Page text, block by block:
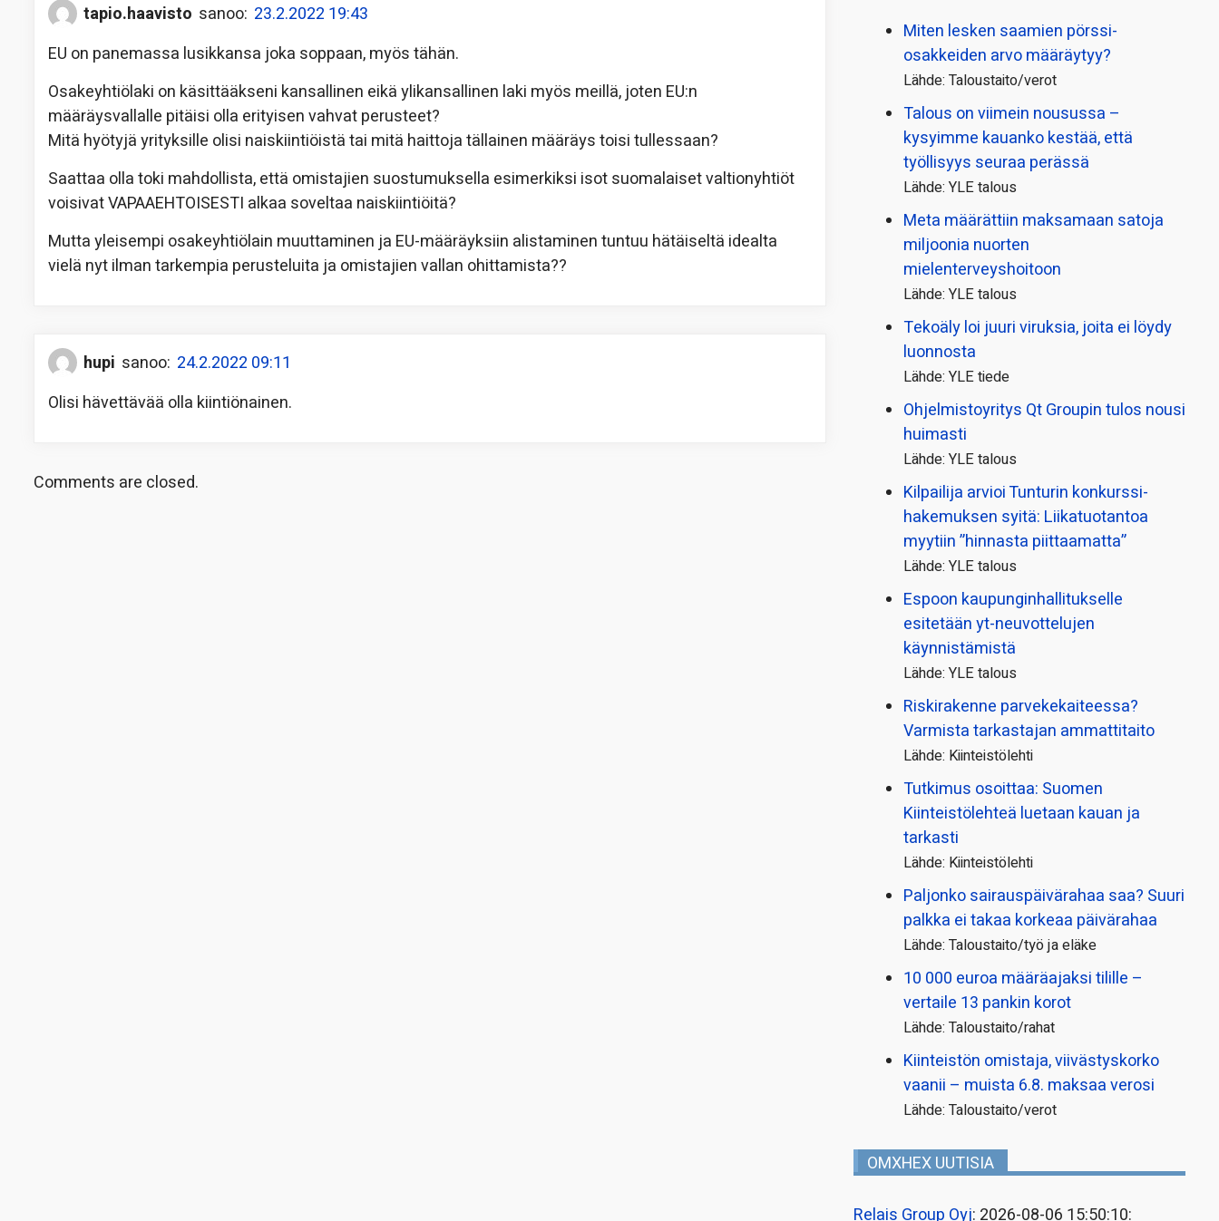
tapio.haavisto sanoo: 23.2.2022 19:43
EU on panemassa lusikkansa joka soppaan, myös tähän.
Osakeyhtiölaki on käsittääkseni kansallinen eikä ylikansallinen laki myös meillä, joten EU:n
määräysvallalle pitäisi olla erityisen vahvat perusteet?
Mitä hyötyjä yrityksille olisi naiskiintiöistä tai mitä haittoja tällainen määräys toisi tullessaan?
Saattaa olla toki mahdollista, että omistajien suostumuksella esimerkiksi isot suomalaiset valtionyhtiöt
voisivat VAPAAEHTOISESTI alkaa soveltaa naiskiintiöitä?
Mutta yleisempi osakeyhtiölain muuttaminen ja EU-määräyksiin alistaminen tuntuu hätäiseltä idealta
vielä nyt ilman tarkempia perusteluita ja omistajien vallan ohittamista??
hupi sanoo: 24.2.2022 09:11
Olisi hävettävää olla kiintiönainen.
Comments are closed.
Miten lesken saamien pörssi­
osakkeiden arvo määräytyy?
Lähde: Taloustaito/verot
Talous on viimein nousussa –
kysyimme kauanko kestää, että
työllisyys seuraa perässä
Lähde: YLE talous
Meta määrättiin maksamaan satoja
miljoonia nuorten
mielenterveyshoitoon
Lähde: YLE talous
Tekoäly loi juuri viruksia, joita ei löydy
luonnosta
Lähde: YLE tiede
Ohjelmistoyritys Qt Groupin tulos nousi
huimasti
Lähde: YLE talous
Kilpailija arvioi Tunturin konkurssi­
hakemuksen syitä: Liikatuotantoa
myytiin ”hinnasta piittaamatta”
Lähde: YLE talous
Espoon kaupungin­hallitukselle
esitetään yt-neuvottelujen
käynnistämistä
Lähde: YLE talous
Riskirakenne parvekekaiteessa?
Varmista tarkastajan ammattitaito
Lähde: Kiinteistölehti
Tutkimus osoittaa: Suomen
Kiinteistölehteä luetaan kauan ja
tarkasti
Lähde: Kiinteistölehti
Paljonko sairauspäivä­rahaa saa? Suuri
palkka ei takaa korkeaa päivärahaa
Lähde: Taloustaito/työ ja eläke
10 000 euroa määräajaksi tilille –
vertaile 13 pankin korot
Lähde: Taloustaito/rahat
Kiinteistön omistaja, viivästyskorko
vaanii – muista 6.8. maksaa verosi
Lähde: Taloustaito/verot
OMXHEX UUTISIA
Relais Group Oyj: 2026-08-06 15:50:10: